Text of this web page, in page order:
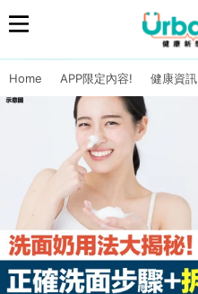
Home APP限定內容! 健康資訊